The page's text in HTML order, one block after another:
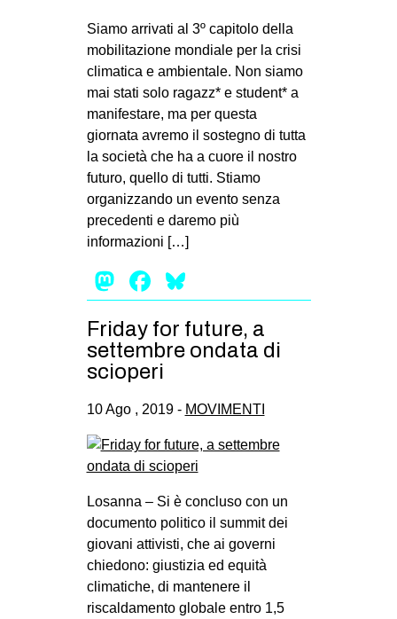
Siamo arrivati al 3º capitolo della
mobilitazione mondiale per la crisi
climatica e ambientale. Non siamo
mai stati solo ragazz* e student* a
manifestare, ma per questa
giornata avremo il sostegno di tutta
la società che ha a cuore il nostro
futuro, quello di tutti. Stiamo
organizzando un evento senza
precedenti e daremo più
informazioni […]
Mastodon
Facebook
Friday for future, a
settembre ondata di
scioperi
10 Ago , 2019 - MOVIMENTI
Losanna – Si è concluso con un
documento politico il summit dei
giovani attivisti, che ai governi
chiedono: giustizia ed equità
climatiche, di mantenere il
riscaldamento globale entro 1,5